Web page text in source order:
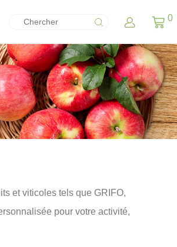
0
et viticoles tels que GRIFO,
pour votre activité,